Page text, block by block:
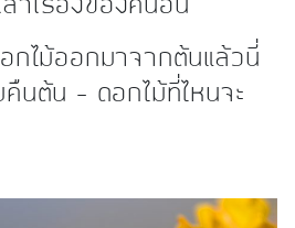
ล่าเรื่องของคนอื่น
ไม้ออกมาจากต้นแล้วนี่
คืนต้น – ดอกไม้ที่ไหนจะ